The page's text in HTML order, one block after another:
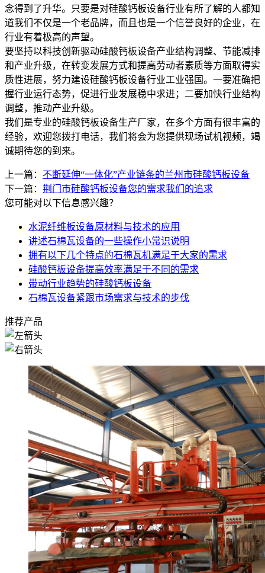
念得到了升华。只要是对硅酸钙板设备行业有所了解的人都知
道我们不仅是一个老品牌，而且也是一个信誉良好的企业，在
行业有着极高的声望。
要坚持以科技创新驱动硅酸钙板设备产业结构调整、节能减排
和产业升级，在转变发展方式和提高劳动者素质等方面取得实
质性进展，努力建设硅酸钙板设备行业工业强国。一要准确把
握行业运行态势，促进行业发展稳中求进；二要加快行业结构
调整，推动产业升级。
我们是专业的硅酸钙板设备生产厂家，在多个方面有很丰富的
经验，欢迎您拨打电话，我们将会为您提供现场试机视频，竭
诚期待您的到来。
上一篇： 不断延伸“一体化”产业链条的兰州市硅酸钙板设备
下一篇： 荆门市硅酸钙板设备您的需求我们的追求
您可能对以下信息感兴趣？
水泥纤维板设备原材料与技术的应用
讲述石棉瓦设备的一些操作小常识说明
拥有以下几个特点的石棉瓦机满足于大家的需求
硅酸钙板设备提高效率满足于不同的需求
带动行业趋势的硅酸钙板设备
石棉瓦设备紧跟市场需求与技术的步伐
推荐产品